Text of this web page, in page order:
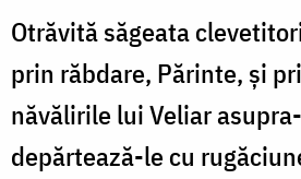
Otrăvită săgeata
prin răbdare, Părinte, și
năvălirile lui Veliar
depărtează-le cu